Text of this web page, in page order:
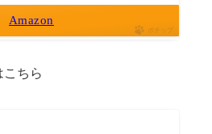
Amazon
ポチップ
こちら